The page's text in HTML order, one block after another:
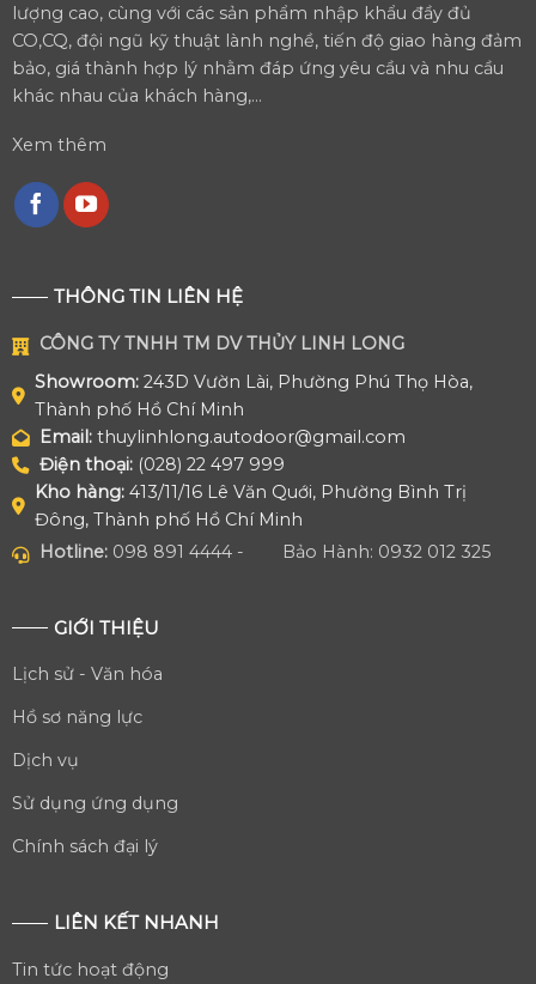
lượng cao, cùng với các sản phẩm nhập khẩu đầy đủ
CO,CQ, đội ngũ kỹ thuật lành nghề, tiến độ giao hàng đảm
bảo, giá thành hợp lý nhằm đáp ứng yêu cầu và nhu cầu
khác nhau của khách hàng,...
Xem thêm
THÔNG TIN LIÊN HỆ
CÔNG TY TNHH TM DV THỦY LINH LONG
Showroom: 243D Vườn Lài, Phường Phú Thọ Hòa,
Thành phố Hồ Chí Minh
Email: thuylinhlong.autodoor@gmail.com
Điện thoại:(028) 22 497 999
Kho hàng:413/11/16 Lê Văn Quới, Phường Bình Trị
Đông, Thành phố Hồ Chí Minh
Hotline: 098 891 4444 - Bảo Hành: 0932 012 325
GIỚI THIỆU
Lịch sử - Văn hóa
Hồ sơ năng lực
Dịch vụ
Sử dụng ứng dụng
Chính sách đại lý
LIÊN KẾT NHANH
Tin tức hoạt động